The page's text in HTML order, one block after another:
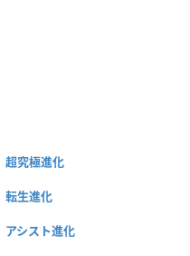
超究極進化
転生進化
アシスト進化